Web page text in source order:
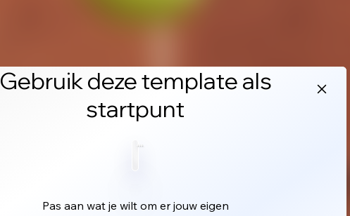
Gebruik deze template als
startpunt
Pas aan wat je wilt om er jouw eigen